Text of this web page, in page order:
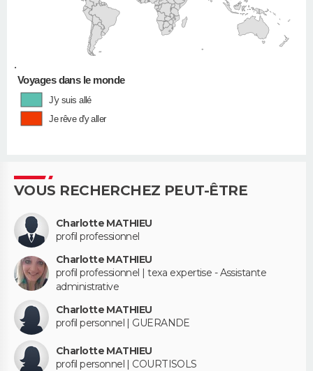
•
Voyages dans le monde
J'y suis allé
Je rêve d'y aller
VOUS RECHERCHEZ PEUT-ÊTRE
Charlotte MATHIEU
profil professionnel
Charlotte MATHIEU
profil professionnel | texa expertise - Assistante
administrative
Charlotte MATHIEU
profil personnel | GUERANDE
Charlotte MATHIEU
profil personnel | COURTISOLS